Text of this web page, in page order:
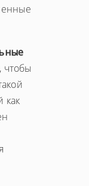
чтобы
как